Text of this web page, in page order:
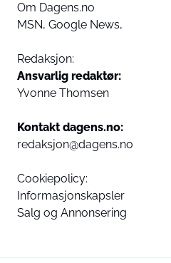
Om Dagens.no
MSN, Google News,
Redaksjon:
Ansvarlig redaktør:
Yvonne Thomsen
Kontakt dagens.no:
redaksjon@dagens.no
Cookiepolicy:
Informasjonskapsler
Salg og Annonsering